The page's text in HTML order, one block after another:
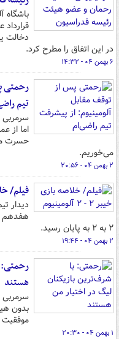
باشگاه
دخالت
در این اتفاق را مطرح کرد.
۶ بهمن ۰۴ - ۱۴:۳۲
رحمتی
تیم
سرمربی
اما از
حسرت
می‌خوریم.
۲ بهمن ۰۴ - ۲۰:۵۶
فیلم/ خلاصه
دیدار
هفدهم
۲ به ۲ به پایان رسید.
۲ بهمن ۰۴ - ۱۹:۴۴
رحمتی:
هستند
سرمربی
بدون
موفقیت
۱ بهمن ۰۴ - ۲۰:۳۰